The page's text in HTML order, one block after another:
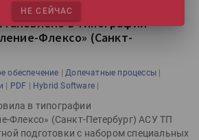
допечатной подготовкой
в типографии
Флексо» (Санкт-
обеспечение |Допечатные процессы |
| PDF | Hybrid Software |
в типографии
Флексо» (Санкт-Петербург) АСУ ТП
подготовки с набором специальных
НЕ СЕЙЧАС